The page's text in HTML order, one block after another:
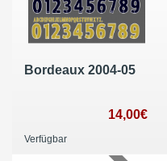
Bordeaux 2004-05
14,00€
Verfügbar